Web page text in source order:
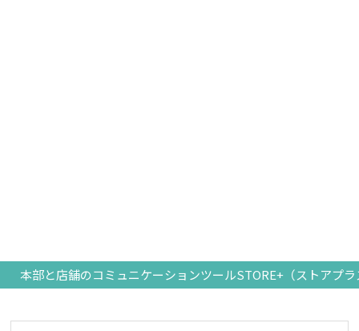
本部と店舗のコミュニケーションツールSTORE+（ストアプラ